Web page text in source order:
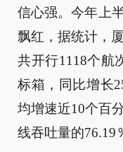
信心强。今年上
飘红，据统计，
共开行1118个航
标箱，同比增长
均增速近10个百
线吞吐量的76.19